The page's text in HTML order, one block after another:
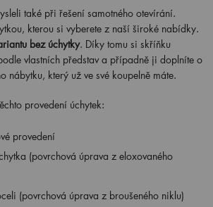
také při řešení samotného otevírání.
kterou si vyberete z naší široké nabídky.
bez úchytky. Díky tomu si skříňku
vlastních představ a případně ji doplníte o
nábytku, který už ve své koupelně máte.
provedení úchytek:
provedení
(povrchová úprava z eloxovaného
(povrchová úprava z broušeného niklu)